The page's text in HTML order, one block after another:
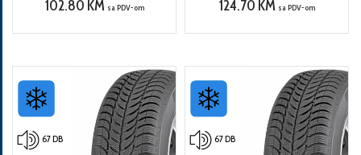
102.80 KM sa PDV-om 124.70 KM sa PDV-om
67 DB 67 DB